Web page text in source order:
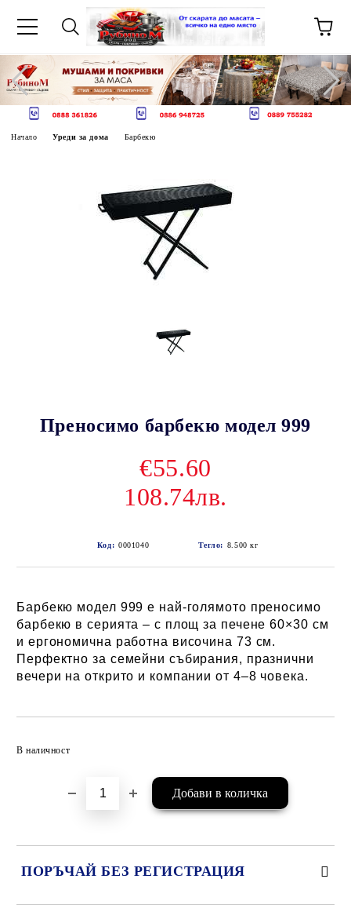
Начало Уреди за дома Барбекю
Преносимо барбекю модел 999
€55.60
108.74лв.
Код: 0001040 Тегло: 8.500 кг
Барбекю модел 999 е най-голямото преносимо
барбекю в серията – с площ за печене 60×30 см
и ергономична работна височина 73 см.
Перфектно за семейни събирания, празнични
вечери на открито и компании от 4–8 човека.
В наличност
ПОРЪЧАЙ БЕЗ РЕГИСТРАЦИЯ